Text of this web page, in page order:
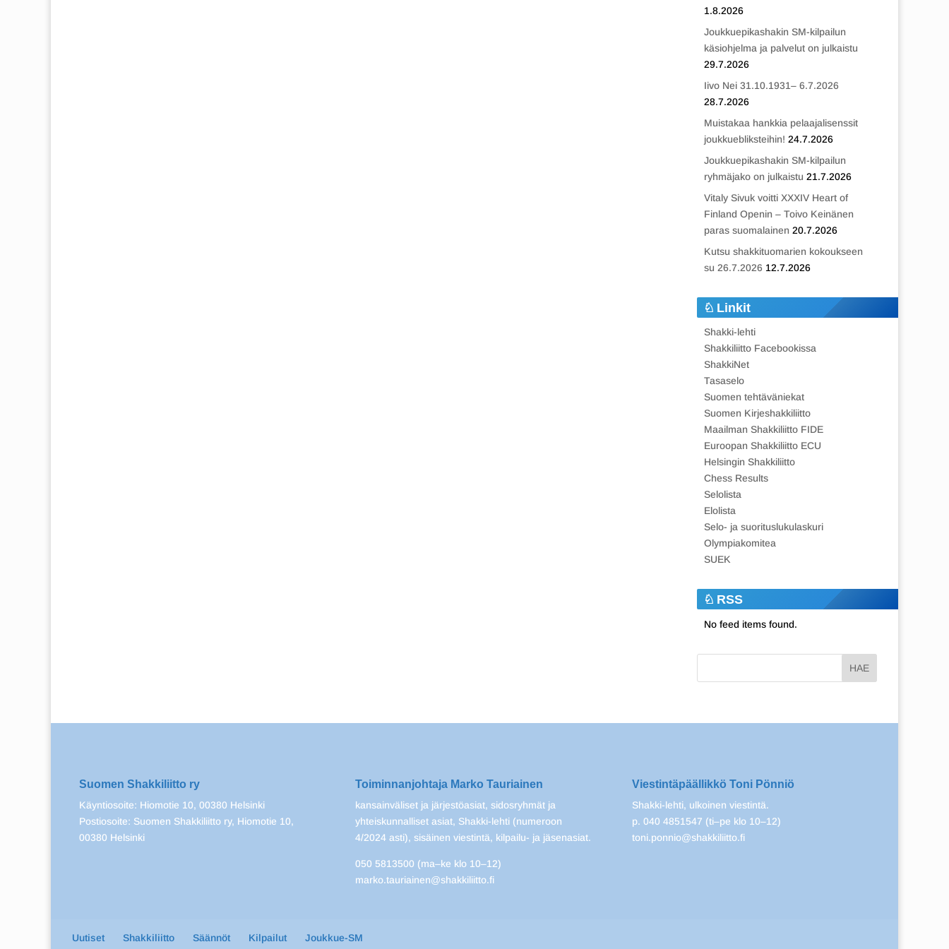
1.8.2026
Joukkuepikashakin SM-kilpailun
käsiohjelma ja palvelut on julkaistu
29.7.2026
Iivo Nei 31.10.1931– 6.7.2026
28.7.2026
Muistakaa hankkia pelaajalisenssit
joukkuebliksteihin! 24.7.2026
Joukkuepikashakin SM-kilpailun
ryhmäjako on julkaistu 21.7.2026
Vitaly Sivuk voitti XXXIV Heart of
Finland Openin – Toivo Keinänen
paras suomalainen 20.7.2026
Kutsu shakkituomarien kokoukseen
su 26.7.2026 12.7.2026
Linkit
Shakki-lehti
Shakkiliitto Facebookissa
ShakkiNet
Tasaselo
Suomen tehtäväniekat
Suomen Kirjeshakkiliitto
Maailman Shakkiliitto FIDE
Euroopan Shakkiliitto ECU
Helsingin Shakkiliitto
Chess Results
Selolista
Elolista
Selo- ja suorituslukulaskuri
Olympiakomitea
SUEK
RSS
No feed items found.
Suomen Shakkiliitto ry
Käyntiosoite: Hiomotie 10, 00380 Helsinki
Postiosoite: Suomen Shakkiliitto ry, Hiomotie 10,
00380 Helsinki
Toiminnanjohtaja Marko Tauriainen
kansainväliset ja järjestöasiat, sidosryhmät ja
yhteiskunnalliset asiat, Shakki-lehti (numeroon
4/2024 asti), sisäinen viestintä, kilpailu- ja jäsenasiat.
050 5813500 (ma–ke klo 10–12)
marko.tauriainen@shakkiliitto.fi
Viestintäpäällikkö Toni Pönniö
Shakki-lehti, ulkoinen viestintä.
p. 040 4851547 (ti–pe klo 10–12)
toni.ponnio@shakkiliitto.fi
Uutiset Shakkiliitto Säännöt Kilpailut Joukkue-SM